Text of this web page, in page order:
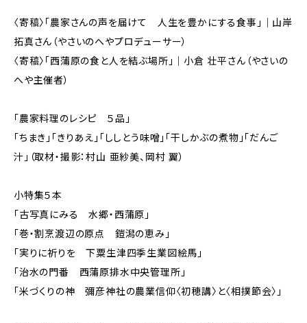
〈寄稿〉「農家さんの声を届けて 人生を豊かにする食事」｜山岸
拓真さん（やさいのへやプロデューサー）
〈寄稿〉「西蒲原の食と人を結ぶ場所」｜小倉 壮平さん（やさいの
へや主催者）
「農家料理のレシピ ５品」
「ちまき」「きりあえ」「ししとう味噌」「干しかぶの煮物」「だんご
汁」（取材・撮影：村山 亜紗美、岡村 翼）
小特集５本
「古写真にみる 水郷・西蒲原」
「巻・割烹渡辺の原点 鎧潟の恵み」
「実りに祈りを 下粟生津四季生業図絵馬」
「治水の門番 西蒲原排水中央管理所」
「米づくりの神 彌彦神社の農業信仰〈初穂講〉と〈相撲節会〉」